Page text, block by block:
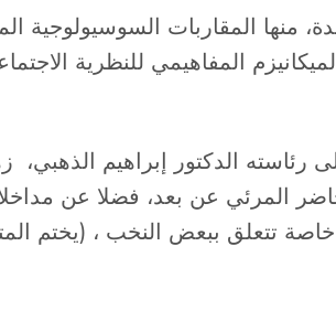
منها المقاربات السوسيولوجية
المفاهيمي للنظرية
المرئي عن بعد، فضلا عن
خاصة تتعلق ببعض النخب ، (يختم